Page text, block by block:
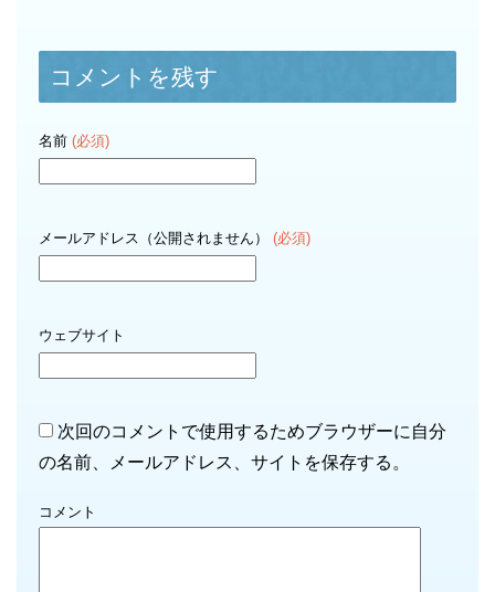
コメントを残す
名前 (必須)
メールアドレス（公開されません） (必須)
ウェブサイト
次回のコメントで使用するためブラウザーに自分
の名前、メールアドレス、サイトを保存する。
コメント